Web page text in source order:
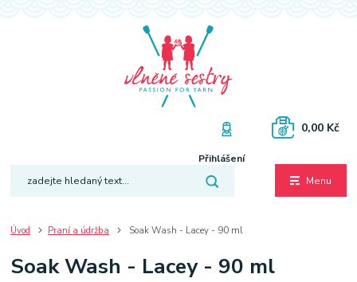
Menu
Přihlášení
0,00 Kč
Úvod Praní a údržba Soak Wash - Lacey - 90 ml
Soak Wash - Lacey - 90 ml